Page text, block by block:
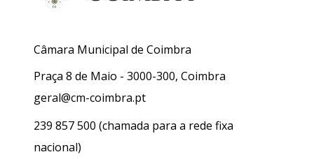
Câmara Municipal de Coimbra
Praça 8 de Maio - 3000-300, Coimbra
geral@cm-coimbra.pt
239 857 500 (chamada para a rede fixa
nacional)